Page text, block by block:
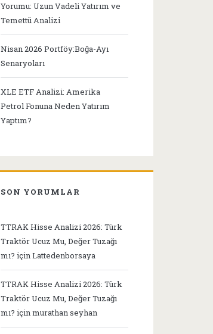
Yorumu: Uzun Vadeli Yatırım ve
Temettü Analizi
Nisan 2026 Portföy:Boğa-Ayı
Senaryoları
XLE ETF Analizi: Amerika
Petrol Fonuna Neden Yatırım
Yaptım?
SON YORUMLAR
TTRAK Hisse Analizi 2026: Türk
Traktör Ucuz Mu, Değer Tuzağı
mı? içinLattedenborsaya
TTRAK Hisse Analizi 2026: Türk
Traktör Ucuz Mu, Değer Tuzağı
mı? içinmurathan seyhan